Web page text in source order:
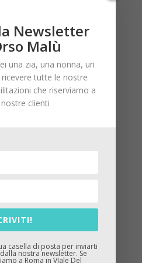
neonata
Newsletter
Malù
una zia, una nonna, un
ricevere tutte le nostre
che riserviamo a
clienti
casella di posta per inviarti
nostra newsletter. Se
a Roma in VIale Del